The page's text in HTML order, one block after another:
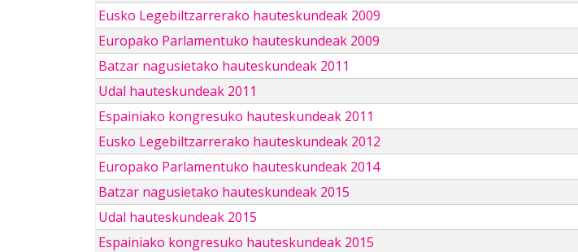
Eusko Legebiltzarrerako hauteskundeak 2009
Europako Parlamentuko hauteskundeak 2009
Batzar nagusietako hauteskundeak 2011
Udal hauteskundeak 2011
Espainiako kongresuko hauteskundeak 2011
Eusko Legebiltzarrerako hauteskundeak 2012
Europako Parlamentuko hauteskundeak 2014
Batzar nagusietako hauteskundeak 2015
Udal hauteskundeak 2015
Espainiako kongresuko hauteskundeak 2015